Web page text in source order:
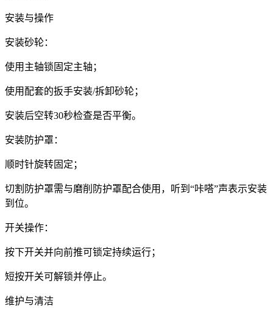
安装与操作
安装砂轮：
使用主轴锁固定主轴；
使用配套的扳手安装/拆卸砂轮；
安装后空转30秒检查是否平衡。
安装防护罩：
顺时针旋转固定；
切割防护罩需与磨削防护罩配合使用，听到“咔嗒”声表示安装
到位。
开关操作：
按下开关并向前推可锁定持续运行；
短按开关可解锁并停止。
维护与清洁